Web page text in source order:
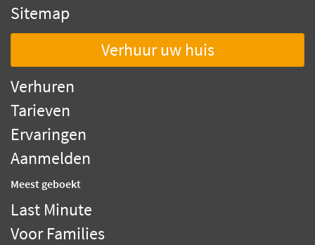
Sitemap
Verhuur uw huis
Verhuren
Tarieven
Ervaringen
Aanmelden
Meest geboekt
Last Minute
Voor Families